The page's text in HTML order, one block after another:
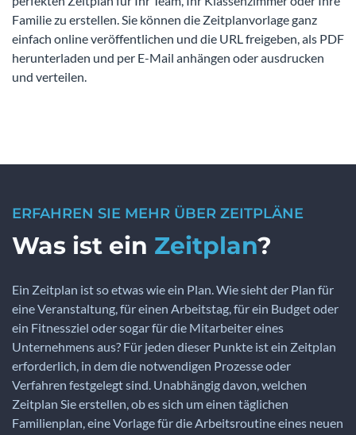
Familie zu erstellen. Sie können die Zeitplanvorlage ganz
einfach online veröffentlichen und die URL freigeben, als PDF
herunterladen und per E-Mail anhängen oder ausdrucken
und verteilen.
ERFAHREN SIE MEHR ÜBER ZEITPLÄNE
Was ist ein Zeitplan?
Ein Zeitplan ist so etwas wie ein Plan. Wie sieht der Plan für
eine Veranstaltung, für einen Arbeitstag, für ein Budget oder
ein Fitnessziel oder sogar für die Mitarbeiter eines
Unternehmens aus? Für jeden dieser Punkte ist ein Zeitplan
erforderlich, in dem die notwendigen Prozesse oder
Verfahren festgelegt sind. Unabhängig davon, welchen
Zeitplan Sie erstellen, ob es sich um einen täglichen
Familienplan, eine Vorlage für die Arbeitsroutine eines neuen